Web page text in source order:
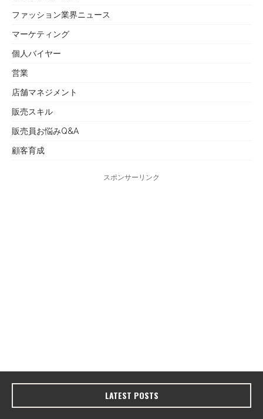
ファッション業界ニュース
マーケティング
個人バイヤー
営業
店舗マネジメント
販売スキル
販売員お悩みQ&A
顧客育成
スポンサーリンク
LATEST POSTS